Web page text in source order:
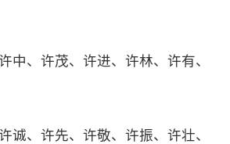
中、许茂、许进、许林、许有、
诚、许先、许敬、许振、许壮、